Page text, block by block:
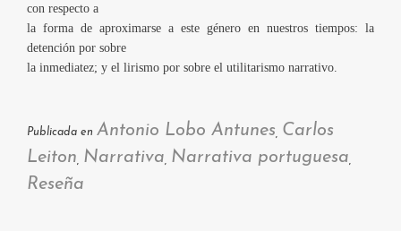
con respecto a
la forma de aproximarse a este género en nuestros tiempos: la
detención por sobre
la inmediatez; y el lirismo por sobre el utilitarismo narrativo.
Publicada en Antonio Lobo Antunes Carlos
Leiton Narrativa Narrativa portuguesa
Reseña